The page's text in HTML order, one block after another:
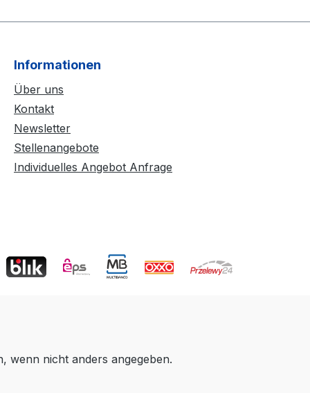
Informationen
Über uns
Kontakt
Newsletter
Stellenangebote
Individuelles Angebot Anfrage
wenn nicht anders angegeben.